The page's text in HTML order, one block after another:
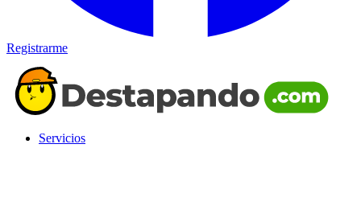
Registrarme
Servicios